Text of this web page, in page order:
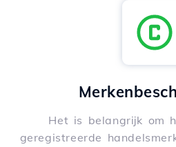
Het is belangrijk om
geregistreerde